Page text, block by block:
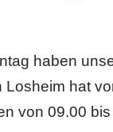
haben
hat
von 09.00